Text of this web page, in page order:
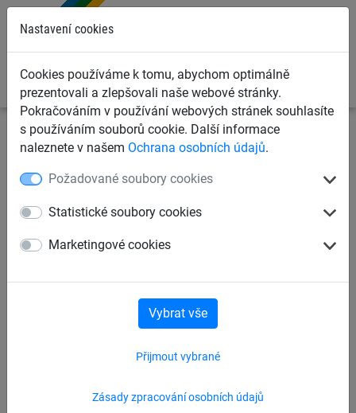
Nastavení cookies
Cookies používáme k tomu, abychom optimálně
prezentovali a zlepšovali naše webové stránky.
Pokračováním v používání webových stránek souhlasíte
s používáním souborů cookie. Další informace
naleznete v našem Ochrana osobních údajů.
Požadované soubory cookies
Statistické soubory cookies
Marketingové cookies
Zásady zpracování osobních údajů
Přijmout vybrané
Vybrat vše
Záchytné bezpečnostní sítě
Příslušenství k zavěšení
Hliníková bezpečnostní
karabina 114x12 mm